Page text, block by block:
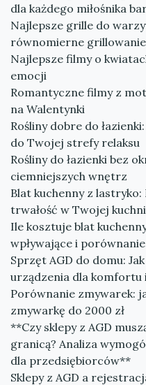
dla każdego miłośnika
Najlepsze grille do
równomierne
Najlepsze filmy o
emocji
Romantyczne filmy z
na Walentynki
Rośliny dobre do
do Twojej strefy relaksu
Rośliny do łazienki bez
ciemniejszych wnętrz
Blat kuchenny z
trwałość w Twojej kuchni
Ile kosztuje blat
wpływające i porównanie
Sprzęt AGD do domu:
urządzenia dla komfortu
Porównanie zmywarek:
zmywarkę do 2000 zł
**Czy sklepy z AGD
granicą? Analiza
dla przedsiębiorców**
Sklepy z AGD a